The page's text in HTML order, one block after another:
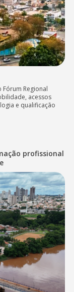
Regional
acessos
e qualificação
profissional